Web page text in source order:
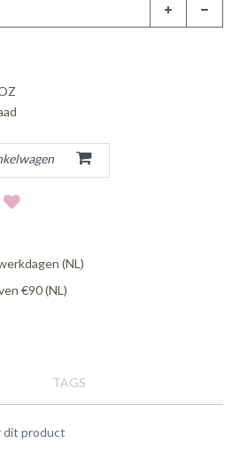
(NL)
€90 (NL)
TAGS
dit product